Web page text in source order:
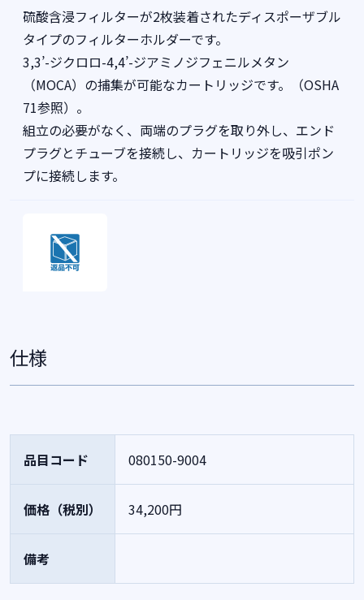
硫酸含浸フィルターが2枚装着されたディスポーザブル
タイプのフィルターホルダーです。
3,3’-ジクロロ-4,4’-ジアミノジフェニルメタン
（MOCA）の捕集が可能なカートリッジです。（OSHA
71参照）。
組立の必要がなく、両端のプラグを取り外し、エンド
プラグとチューブを接続し、カートリッジを吸引ポン
プに接続します。
仕様
品目コード 080150-9004
価格（税別） 34,200円
備考